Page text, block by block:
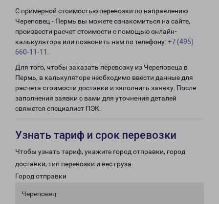
С примерной стоимостью перевозки по направлению
Череповец - Пермь вы можете ознакомиться на сайте,
произвести расчет стоимости с помощью онлайн-
калькулятора или позвонить нам по телефону: +7 (495)
660-11-11
Для того, чтобы заказать перевозку из Череповеца в
Пермь, в калькуляторе необходимо ввести данные для
расчета стоимости доставки и заполнить заявку. После
заполнения заявки с вами для уточнения деталей
свяжется специалист ПЭК.
Узнать тариф и срок перевозки
Чтобы узнать тариф, укажите город отправки, город
доставки, тип перевозки и вес груза.
Город отправки
Череповец